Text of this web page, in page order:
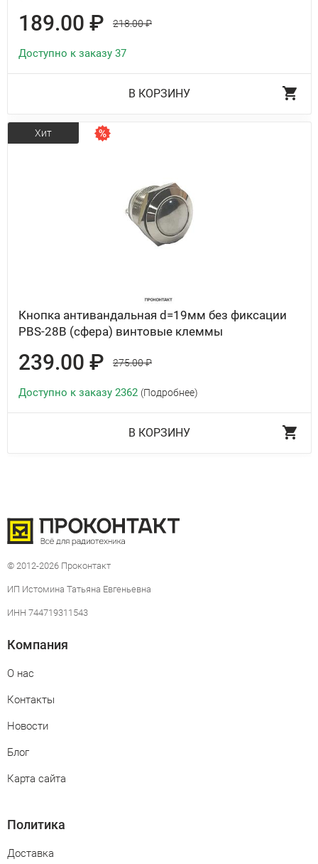
189.00 ₽ 218.00 ₽
Доступно к заказу 37
В КОРЗИНУ
Кнопка антивандальная d=19мм без фиксации
PBS-28B (сфера) винтовые клеммы
239.00 ₽ 275.00 ₽
Хит
Доступно к заказу 2362 (Подробнее)
В КОРЗИНУ
© 2012-2026 Проконтакт
ИП Истомина Татьяна Евгеньевна
ИНН 744719311543
Компания
О нас
Контакты
Новости
Блог
Карта сайта
Политика
Доставка